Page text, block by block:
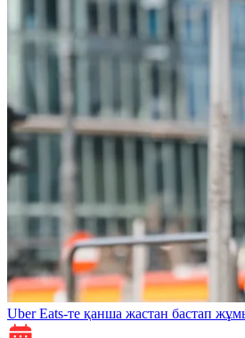
Uber Eats-те қанша жастан бастап